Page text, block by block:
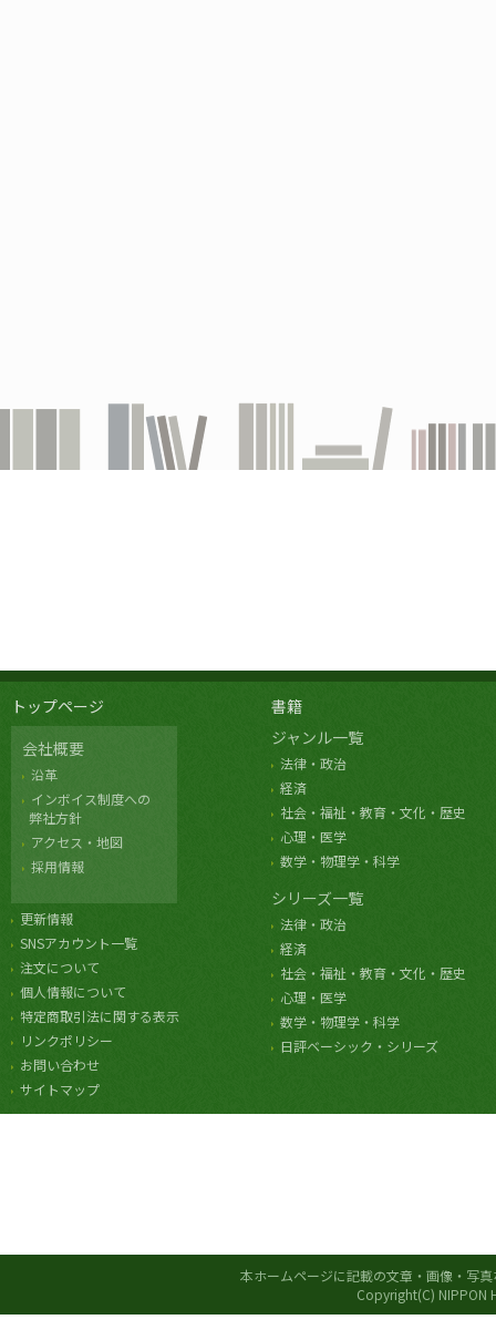
トップページ
会社概要
沿革
インボイス制度への
弊社方針
アクセス・地図
採用情報
更新情報
SNSアカウント一覧
注文について
個人情報について
特定商取引法に関する表示
リンクポリシー
お問い合わせ
サイトマップ
書籍
ジャンル一覧
法律・政治
経済
社会・福祉・教育・文化・歴史
心理・医学
数学・物理学・科学
シリーズ一覧
法律・政治
経済
社会・福祉・教育・文化・歴史
心理・医学
数学・物理学・科学
日評ベーシック・シリーズ
本ホームページに記載の文章・画像・写
Copyright(C) NIPPON